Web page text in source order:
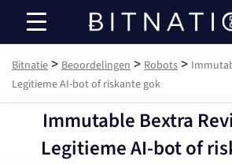
Bitnatie
Bitnatie > Beoordelingen > Robots >
Legitieme AI-bot of riskante gok
Immutable Bextra
Legitieme AI-bot of